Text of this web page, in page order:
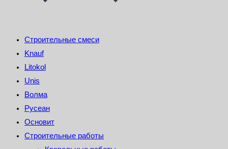
Строительные смеси
Knauf
Litokol
Unis
Волма
Русеан
Основит
Строительные работы